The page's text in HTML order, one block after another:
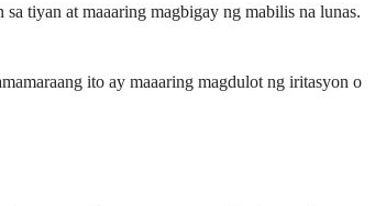
tiyan at maaaring magbigay ng mabilis na lunas.
ito ay maaaring magdulot ng iritasyon o